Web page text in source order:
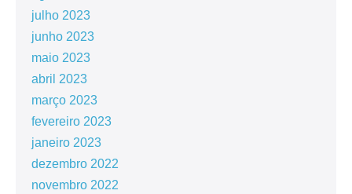
julho 2023
junho 2023
maio 2023
abril 2023
março 2023
fevereiro 2023
janeiro 2023
dezembro 2022
novembro 2022